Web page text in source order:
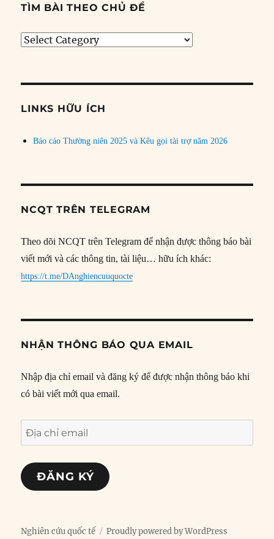
TÌM BÀI THEO CHỦ ĐỀ
Tìm
đề
LINKS HỮU ÍCH
Báo cáo Thường niên 2025 và Kêu gọi tài trợ năm 2026
NCQT TRÊN TELEGRAM
Theo dõi NCQT trên Telegram để nhận được thông báo bài
viết mới và các thông tin, tài liệu… hữu ích khác:
https://t.me/DAnghiencuuquocte
NHẬN THÔNG BÁO QUA EMAIL
Nhập địa chỉ email và đăng ký để được nhận thông báo khi
có bài viết mới qua email.
Địa
chỉ
email
ĐĂNG KÝ
Nghiên cứu quốc tế Proudly powered by WordPress